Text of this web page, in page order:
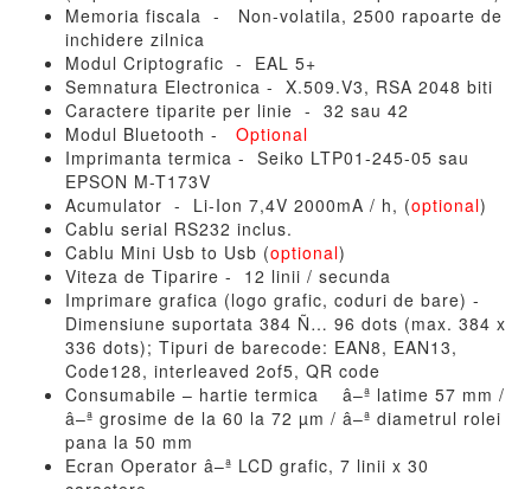
Memoria fiscala - Non-volatila, 2500 rapoarte de
inchidere zilnica
Modul Criptografic - EAL 5+
Semnatura Electronica - X.509.V3, RSA 2048 biti
Caractere tiparite per linie - 32 sau 42
Modul Bluetooth - Optional
Imprimanta termica - Seiko LTP01-245-05 sau
EPSON M-T173V
Acumulator - Li-Ion 7,4V 2000mA / h, (optional)
Cablu serial RS232 inclus.
Cablu Mini Usb to Usb (optional)
Viteza de Tiparire - 12 linii / secunda
Imprimare grafica (logo grafic, coduri de bare) -
Dimensiune suportata 384 Ñ… 96 dots (max. 384 x
336 dots); Tipuri de barecode: EAN8, EAN13,
Code128, interleaved 2of5, QR code
Consumabile – hartie termica â–ª latime 57 mm /
â–ª grosime de la 60 la 72 µm / â–ª diametrul rolei
pana la 50 mm
Ecran Operator â–ª LCD grafic, 7 linii x 30